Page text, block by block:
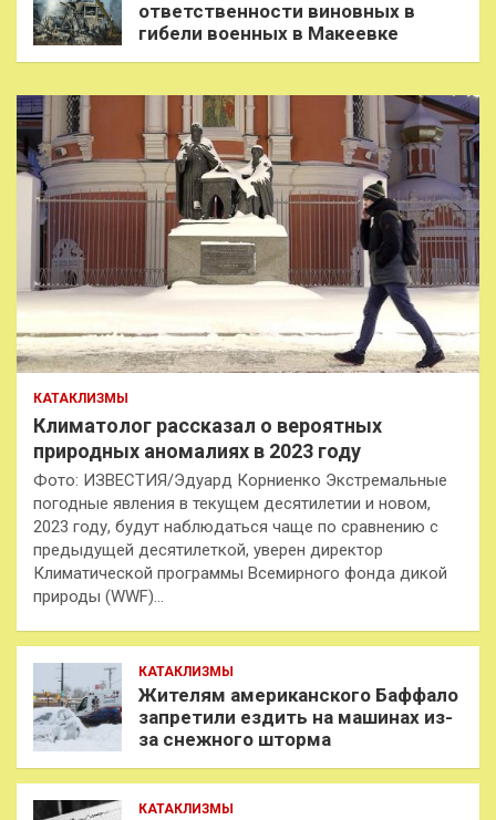
ответственности виновных в
гибели военных в Макеевке
КАТАКЛИЗМЫ
Климатолог рассказал о вероятных
природных аномалиях в 2023 году
Фото: ИЗВЕСТИЯ/Эдуард Корниенко Экстремальные
погодные явления в текущем десятилетии и новом,
2023 году, будут наблюдаться чаще по сравнению с
предыдущей десятилеткой, уверен директор
Климатической программы Всемирного фонда дикой
природы (WWF)…
КАТАКЛИЗМЫ
Жителям американского Баффало
запретили ездить на машинах из-
за снежного шторма
КАТАКЛИЗМЫ